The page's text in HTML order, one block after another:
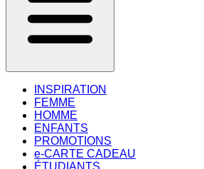
INSPIRATION
FEMME
HOMME
ENFANTS
PROMOTIONS
e-CARTE CADEAU
ÉTUDIANTS